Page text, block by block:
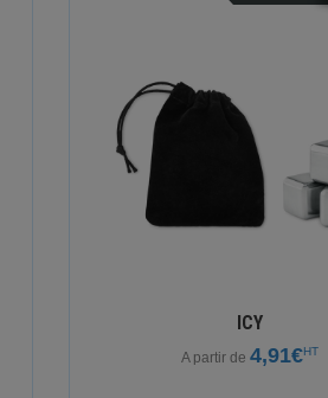
ICY
A partir de 4,91€HT